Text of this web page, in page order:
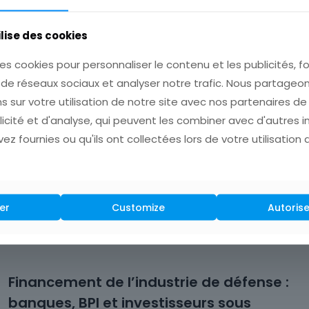
prisme artistique inédit.
une invitation à redécouvrir l’industrie sous un
des luttes et des réussites qui ont façonné notre
Financement de l’industrie de défense :
banques, BPI et investisseurs sous
des cookies
cookies pour personnaliser le contenu et les publicités,
réseaux sociaux et analyser notre trafic. Nous
sur votre utilisation de notre site avec nos partenaires de
et d'analyse, qui peuvent les combiner avec d'autres
fournies ou qu'ils ont collectées lors de votre utilisation
Customize